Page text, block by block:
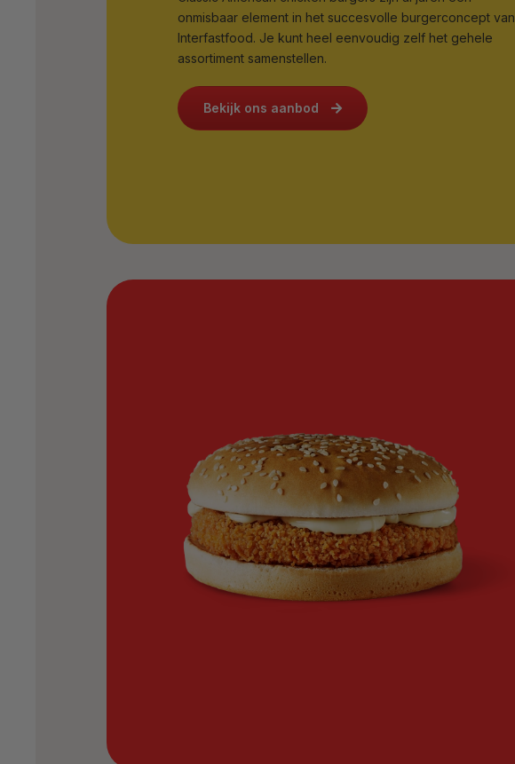
onmisbaar element in het succesvolle burgerconcept van
Interfastfood. Je kunt heel eenvoudig zelf het gehele
assortiment samenstellen.
Bekijk ons aanbod